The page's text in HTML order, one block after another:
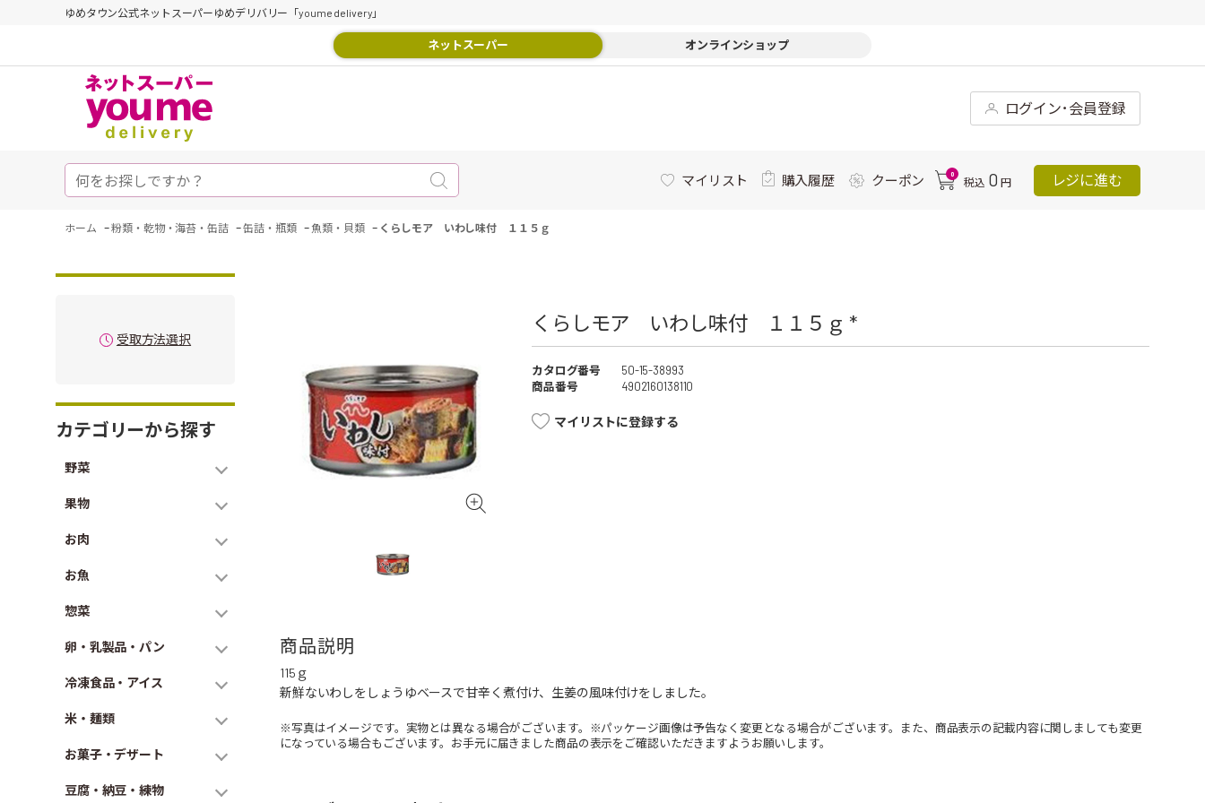
ゆめタウン公式ネットスーパーゆめデリバリー「youme delivery」
ネットスーパー オンラインショップ
ログイン･会員登録
マイリスト 購入履歴 クーポン 0
税込 0 円 レジに進む
ホーム -粉類・乾物・海苔・缶詰 -缶詰・瓶類 -魚類・貝類 - くらしモア いわし味付 １１５ｇ
受取方法選択
カテゴリーから探す
野菜
果物
お肉
お魚
惣菜
卵・乳製品・パン
冷凍食品・アイス
米・麺類
お菓子・デザート
豆腐・納豆・練物
くらしモア いわし味付 １１５ｇ *
カタログ番号
50-15-38993
商品番号
4902160138110
マイリストに登録する
商品説明
115ｇ
新鮮ないわしをしょうゆベースで甘辛く煮付け、生姜の風味付けをしました。
※写真はイメージです。実物とは異なる場合がございます。※パッケージ画像は予告なく変更となる場合がございます。また、商品表示の記載内容に関しましても変更
になっている場合もございます。お手元に届きました商品の表示をご確認いただきますようお願いします。